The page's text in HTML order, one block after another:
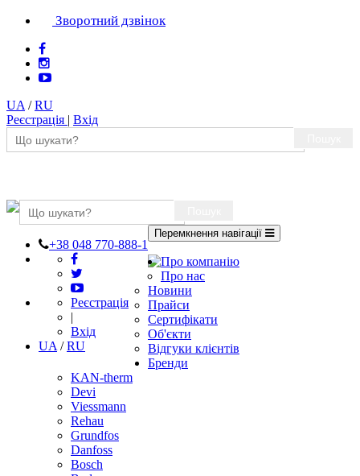
Зворотний дзвінок
UA /RU
Реєстрація | Вхід
+38 048 770-888-1
Реєстрація
|
Вхід
UA /RU
Перемкнення навігації
Про компанію
Про нас
Новини
Прайси
Сертифікати
Об'єкти
Відгуки клієнтів
Бренди
KAN-therm
Devi
Viessmann
Rehau
Grundfos
Danfoss
Bosch